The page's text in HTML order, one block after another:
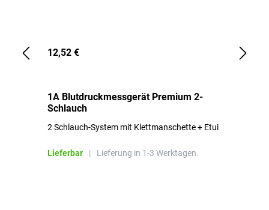
12,52 €
1A Blutdruckmessgerät Premium 2-
Schlauch
2 Schlauch-System mit Klettmanschette + Etui
Lieferbar | Lieferung in 1-3 Werktagen.